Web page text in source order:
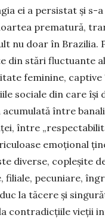
ei a persis­tat şi s-
pre­matură,
nu doar în Brazilia.
din stări fluctuante
feminine,
sociale din care îşi
acumulată între
între
emo­ţional
diverse, cople­şite
filiale, pecuniare,
la tăcere şi
contradicţiile vieţii